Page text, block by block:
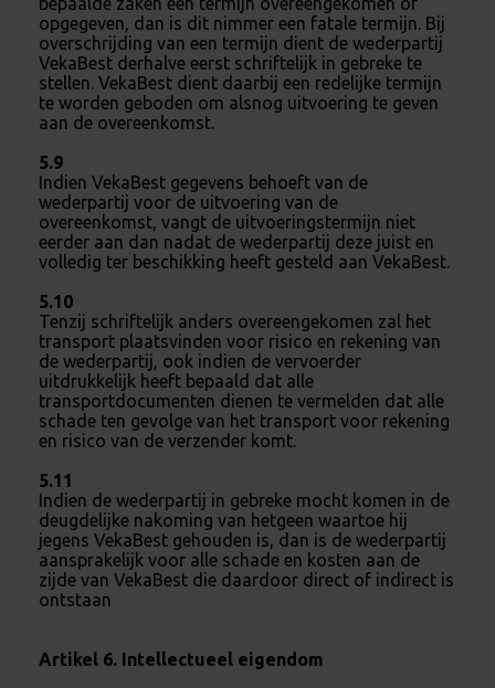
opgegeven, dan is dit nimmer een fatale termijn. Bij
overschrijding van een termijn dient de wederpartij
VekaBest derhalve eerst schriftelijk in gebreke te
stellen. VekaBest dient daarbij een redelijke termijn
te worden geboden om alsnog uitvoering te geven
aan de overeenkomst.
5.9
Indien VekaBest gegevens behoeft van de
wederpartij voor de uitvoering van de
overeenkomst, vangt de uitvoeringstermijn niet
eerder aan dan nadat de wederpartij deze juist en
volledig ter beschikking heeft gesteld aan VekaBest.
5.10
Tenzij schriftelijk anders overeengekomen zal het
transport plaatsvinden voor risico en rekening van
de wederpartij, ook indien de vervoerder
uitdrukkelijk heeft bepaald dat alle
transportdocumenten dienen te vermelden dat alle
schade ten gevolge van het transport voor rekening
en risico van de verzender komt.
5.11
Indien de wederpartij in gebreke mocht komen in de
deugdelijke nakoming van hetgeen waartoe hij
jegens VekaBest gehouden is, dan is de wederpartij
aansprakelijk voor alle schade en kosten aan de
zijde van VekaBest die daardoor direct of indirect is
ontstaan
Artikel 6. Intellectueel eigendom